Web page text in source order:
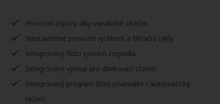
Provozní úspory díky variabilitě otáček
Nastavitelné provozní rychlosti a filtrační cykly
Integrovaný řídicí systém čerpadla
Integrovaný výstup pro dávkovací stanici
Integrovaný program filtru (manuální / automatický
režim)